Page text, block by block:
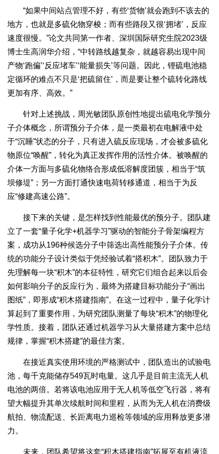
“如果中间站点管理不好，有些‘货物’就会跑到不该去的
地方，也就是多硫化物穿梭；而有些路段又很‘拥堵’，反应
速度很慢。”论文共同第一作者、深圳国际研究生院2023级
博士生高润华介绍，“中转路线越复杂，就越容易出现中间
产物‘跑偏’‘反应堵车’‘能量损失’等问题。因此，锂硫电池稳
定循环的难点不只是‘把硫留住’，而是要让整个硫转化路线
更加有序、高效。”
针对上述挑战，周光敏团队原创性地提出硫电化学预分
子介体概念，所谓预分子介体，是一类最初在电解液中处
于“沉睡”状态的分子，只有进入硫反应现场，才会被多硫化
物原位“唤醒”，转化为真正发挥作用的活性介体。被唤醒的
介体一方面与多硫化物络合形成低溶解度团簇，相当于“筑
坝修堤”；另一方面打通快速电荷转移通道，相当于为反
应“修建高速公路”。
接下来的关键，是怎样找到性能最优的预分子。团队建
立了一套“量子化学+机器学习”驱动的智能分子骨架编程方
案，成功从196种候选分子中筛选出高性能预分子介体。传
统的功能分子设计类似于凭经验试着“搭积木”。团队致力于
先理解每一块“积木”的本征特性，研究它们组合起来以后会
如何影响分子的反应行为，最终为搭建目标功能分子“画出
图纸”，即形成“积木搭建指南”。在这一过程中，量子化学计
算起到了重要作用，为研究团队测量了每块“积木”的物理化
学性质。接着，团队还通过机器学习从大量搭建方案中总结
规律，掌握“积木搭建”的最佳方案。
在接近真实使用环境的严格测试中，团队造出的试验电
池，每千克能储存549瓦时电量。这几乎是目前主流无人机
电池的两倍。若将该电池应用于无人机等低空飞行器，将有
望大幅提升其单次续航时间和里程，从而为无人机在消费级
航拍、物流配送、长距离电力巡检等领域的应用释放更多潜
力。
未来，团队希望将这套“积木搭建指南”拓展至有机液流